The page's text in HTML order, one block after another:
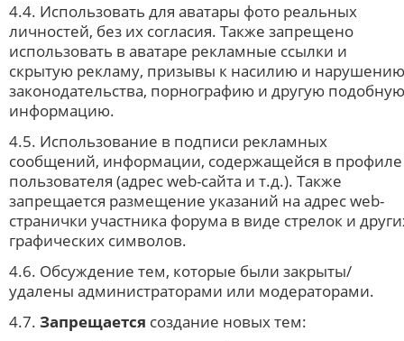
4.4. Использовать для аватары фото реальных
личностей, без их согласия. Также запрещено
использовать в аватаре рекламные ссылки и
скрытую рекламу, призывы к насилию и нарушению
законодательства, порнографию и другую подобную
информацию.
4.5. Использование в подписи рекламных
сообщений, информации, содержащейся в профиле
пользователя (адрес web-сайта и т.д.). Также
запрещается размещение указаний на адрес web-
странички участника форума в виде стрелок и
графических символов.
4.6. Обсуждение тем, которые были закрыты/
удалены администраторами или модераторами.
4.7. Запрещается создание новых тем: